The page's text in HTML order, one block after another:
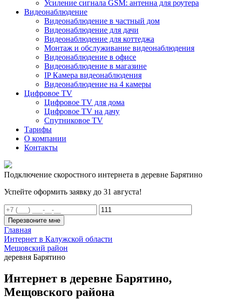
Усиление сигнала GSM: антенна для роутера
Видеонаблюдение
Видеонаблюдение в частный дом
Видеонаблюдение для дачи
Видеонаблюдение для коттеджа
Монтаж и обслуживание видеонаблюдения
Видеонаблюдение в офисе
Видеонаблюдение в магазине
IP Камера видеонаблюдения
Видеонаблюдение на 4 камеры
Цифровое TV
Цифровое TV для дома
Цифровое TV на дачу
Спутниковое TV
Тарифы
О компании
Контакты
Подключение скоростного интернета в деревне Барятино
Успейте оформить заявку до 31 августа!
Перезвоните мне
Главная
Интернет в Калужской области
Мещовский район
деревня Барятино
Интернет в деревне Барятино,
Мещовского района